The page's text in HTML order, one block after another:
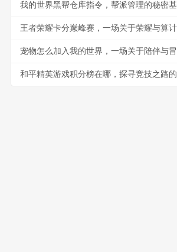
宠物怎么加入我的世界，一场关于陪伴与
和平精英游戏积分榜在哪，探寻竞技之路